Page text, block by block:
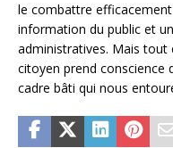
le combattre
information du public et
administratives. Mais tout
citoyen prend conscience
cadre bâti qui nous